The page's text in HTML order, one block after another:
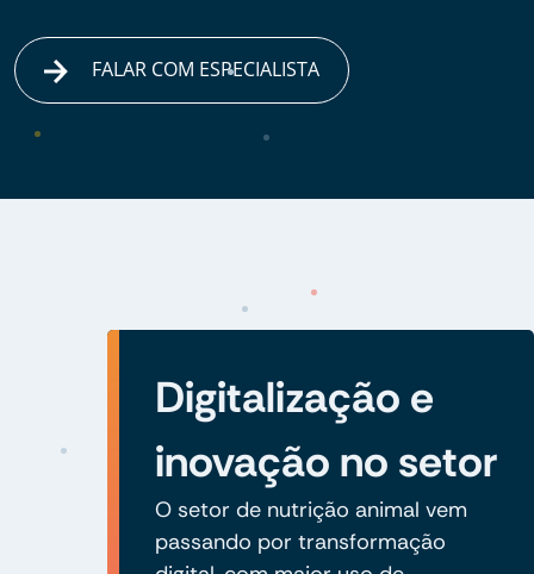
FALAR COM ESPECIALISTA
Digitalização e
inovação no setor
O setor de nutrição animal vem
passando por transformação